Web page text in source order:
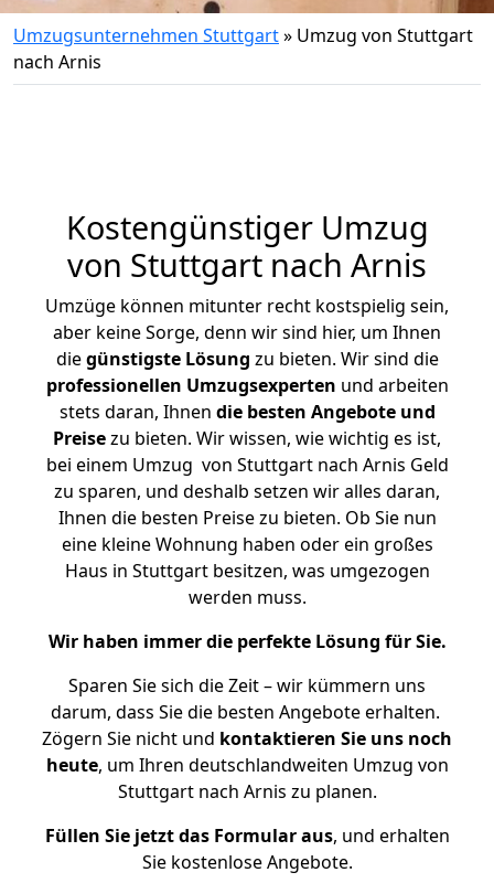
Umzugsunternehmen Stuttgart» Umzug von Stuttgart
nach Arnis
Kostengünstiger Umzug
von Stuttgart nach Arnis
Umzüge können mitunter recht kostspielig sein,
aber keine Sorge, denn wir sind hier, um Ihnen
diegünstigste Lösung zu bieten. Wir sind die
professionellen Umzugsexperten und arbeiten
stets daran, Ihnen die besten Angebote und
Preisezu bieten. Wir wissen, wie wichtig es ist,
bei einem Umzug von Stuttgart nach Arnis Geld
zu sparen, und deshalb setzen wir alles daran,
Ihnen die besten Preise zu bieten. Ob Sie nun
eine kleine Wohnung haben oder ein großes
Haus in Stuttgart besitzen, was umgezogen
werden muss.
Wir haben immer die perfekte Lösung für Sie.
Sparen Sie sich die Zeit – wir kümmern uns
darum, dass Sie die besten Angebote erhalten.
Zögern Sie nicht und kontaktieren Sie uns noch
heute, um Ihren deutschlandweiten Umzug von
Stuttgart nach Arnis zu planen.
Füllen Sie jetzt das Formular aus, und erhalten
Sie kostenlose Angebote.